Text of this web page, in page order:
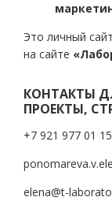
Это личный
на сайте
КОНТАКТЫ
ПРОЕКТЫ,
+7 921 977 01 15
elena@t-